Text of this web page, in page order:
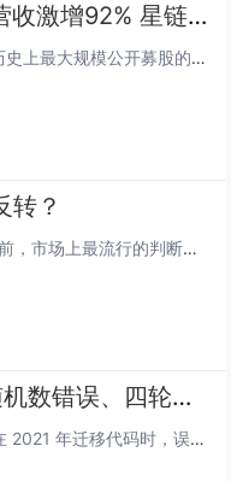
SpaceX上市后首份财报：营收激增92% 星链撑起基本盘
作者：李海伦，腾讯科技6月刚刚完成历史上最大规模公开募股的SpaceX，正式交出了上市后的首份业绩答卷。在截至2026年6月30日的第二季度，SpaceX总收入达到78亿美元，较去年同期的41亿美元增长了92%，也大幅超过了华尔街预期的69...
转？
作者：小熊饼干，BitpushNews一个月前，市场上最流行的判断之一，是“AI叙事到头了”。理由听起来很充分：芯片股估值太贵，科技巨头的资本开支越来越像无底洞，收入还没完全跟上，现金流已经先被数据中心、GPU和电力设施吃掉。7月AI资产剧...
Coldcard漏洞事件复盘：随机数错误、四轮攻击与比特币自托管争议
TL;DR：五年随机数漏洞： Coldcard 在 2021 年迁移代码时，误将钱包种子生成路径接入软件伪随机数生成器，而非预期的硬件随机数生成器，导致部分固件生成的助记词实际搜索空间显著低于设计目标。四轮疑似攻击仍在扩大： Galaxy...